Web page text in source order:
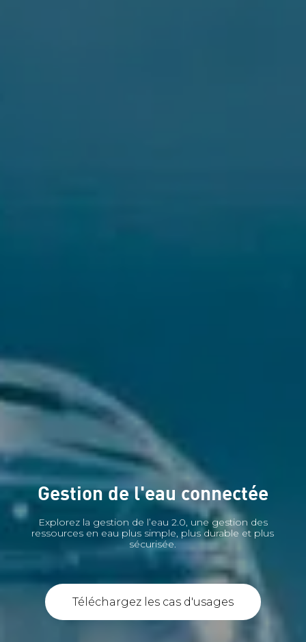
Gestion de l'eau connectée
Explorez la gestion de l’eau 2.0, une gestion des
ressources en eau plus simple, plus durable et plus
sécurisée.
Téléchargez les cas d'usages